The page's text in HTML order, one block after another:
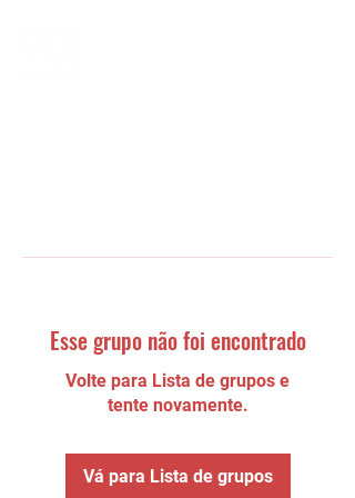
Esse grupo não foi encontrado
Volte para Lista de grupos e
tente novamente.
Vá para Lista de grupos